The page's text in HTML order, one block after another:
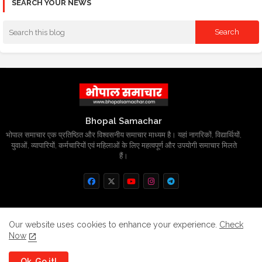
SEARCH YOUR NEWS
Bhopal Samachar
भोपाल समाचार एक प्रतिष्ठित और विश्वसनीय समाचार माध्यम है। यहां नागरिकों, विद्यार्थियों,
युवाओं, व्यापारियों, कर्मचारियों एवं महिलाओं के लिए महत्वपूर्ण और उपयोगी समाचार मिलते
हैं।
Home About Contact us
Privacy Policy
Our website uses cookies to enhance your experience. Check
Now